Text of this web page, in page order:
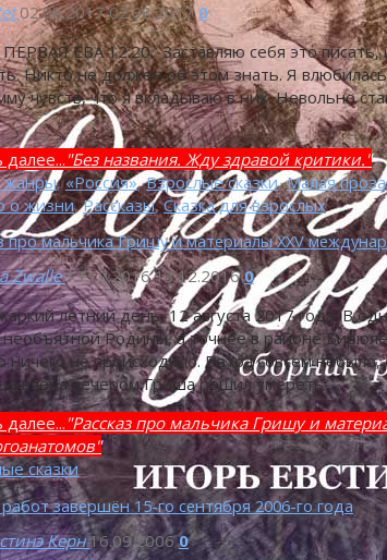
02.08.2017 02.08.2017 0
ЕВА 12:20. Заставляю себя это
Никто не должен об этом знать. Я
чувств, что я вкладываю в них. Невольно
далее... "Без названия. Жду здравой критики."
,«Россия»,Взрослые сказки,Малая проза
о жизни,Рассказы,Сказка для взрослых
про мальчика Гришу и материалы XXV
Zwalle13.12.2016 13.12.2016 0
летний день, 12 августа 2017 года. В
Родины, а точнее в районе
ничего не происходило. Ветра совсем
вчера вечером Гриша решил умереть …
далее... "Рассказ про мальчика Гришу и
сказки
завершён 15-го сентября 2006-го года
Керн 16.09.2006 0